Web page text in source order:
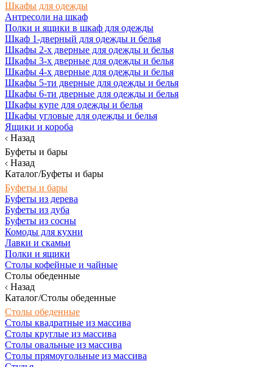
Шкафы для одежды
Антресоли на шкаф
Полки и ящики в шкаф для одежды
Шкаф 1-дверный для одежды и белья
Шкафы 2-х дверные для одежды и белья
Шкафы 3-х дверные для одежды и белья
Шкафы 4-х дверные для одежды и белья
Шкафы 5-ти дверные для одежды и белья
Шкафы 6-ти дверные для одежды и белья
Шкафы купе для одежды и белья
Шкафы угловые для одежды и белья
Ящики и короба
Назад
Буфеты и бары
Назад
Каталог/Буфеты и бары
Буфеты и бары
Буфеты из дерева
Буфеты из дуба
Буфеты из сосны
Комоды для кухни
Лавки и скамьи
Полки и ящики
Столы кофейные и чайные
Столы обеденные
Назад
Каталог/Столы обеденные
Столы обеденные
Столы квадратные из массива
Столы круглые из массива
Столы овальные из массива
Столы прямоугольные из массива